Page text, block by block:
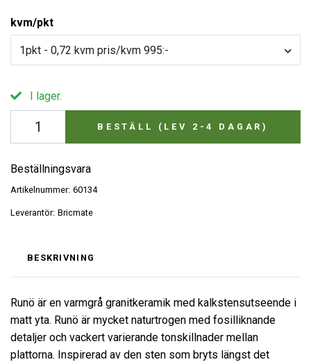
kvm/pkt
1pkt - 0,72 kvm pris/kvm 995:-
I lager.
BESTÄLL (LEV 2-4 DAGAR)
Beställningsvara
Artikelnummer: 60134
Leverantör: Bricmate
BESKRIVNING
Runö är en varmgrå granitkeramik med kalkstensutseende i
matt yta. Runö är mycket naturtrogen med fosilliknande
detaljer och vackert varierande tonskillnader mellan
plattorna. Inspirerad av den sten som bryts längst det